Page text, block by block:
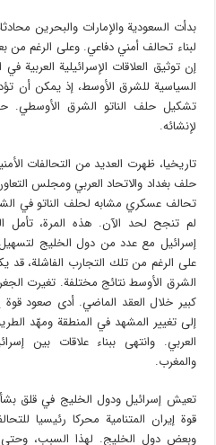
بدأت السعودية والإمارات والبحرين
لبناء تحالف أمني دفاعي. وعلى الرغم من
إن توثيق العلاقات الإسرائيلية العربية
السياسية للشرق الأوسط، إذ يمكن أن
تشكيل حلف الناتو الشرق الأوسطي.
لإنشائه.
تاريخيا، ظهرت العديد من التحالفات
حلف بغداد والاتحاد العربي ومجلس
تحالف عسكري مشابه لحلف الناتو في
لم تنجح لحد الآن. هذه المرة، تأمل
إسرائيل مع عدد من دول الخليج
على الرغم من تلك التجارب الفاشلة، قد
الشرق الأوسط نتائج مختلفة. تغيرت
كبير خلال العقد الماضي. أدى صعود قوة
إلى تغيير المشهد في المنطقة ومهّد
العربي. وانتهى ببناء علاقات بين
والمغرب.
تعيش إسرائيل ودول الخليج في قلق
قوة إيران المتنامية محركا رئيسيا
وبعض دول الخليج. لهذا السبب، وحتى